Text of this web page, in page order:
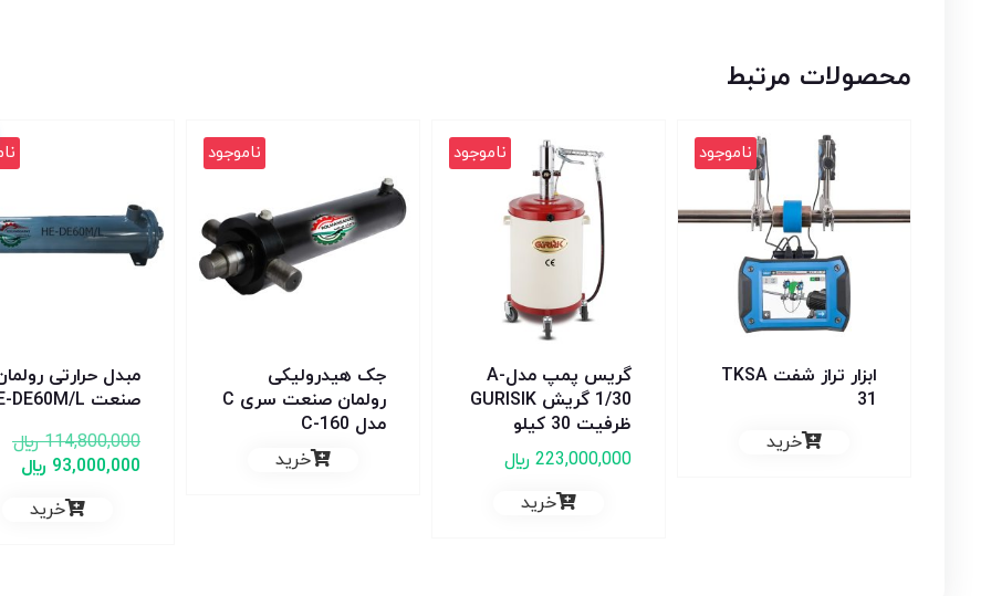
محصولات مرتبط
ناموجود
ابزار تراز شفت TKSA
31
خرید
ناموجود
گریس پمپ مدلA-
1/30 گریش GURISIK
ظرفیت 30 کیلو
223,000,000 ﷼
خرید
ناموجود
جک هیدرولیکی
رولمان صنعت سری C
مدل C-160
خرید
مبدل حرارتی
صنعت HE-DE60M/L
114,800,000 ﷼
93,000,000 ﷼
خرید